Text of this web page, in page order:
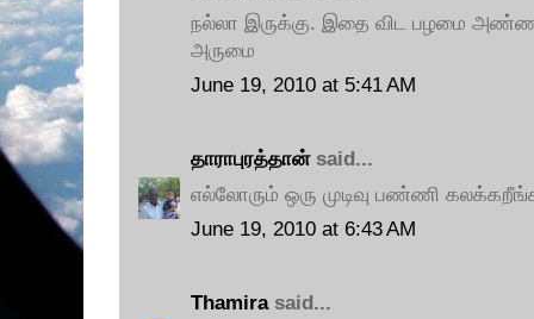
நல்லா இருக்கு. இதை விட பழமை
அருமை
June 19, 2010 at 5:41 AM
தாராபுரத்தான்said...
எல்லோரும் ஒரு முடிவு பண்ணி
June 19, 2010 at 6:43 AM
Thamirasaid...